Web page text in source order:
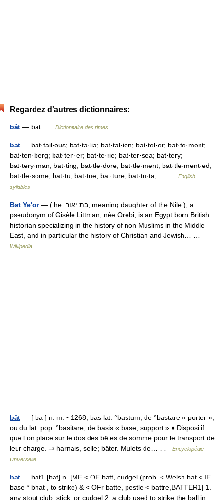
Regardez d'autres dictionnaires:
bât — bât … Dictionnaire des rimes
bat — bat·tail·ous; bat·ta·lia; bat·tal·ion; bat·tel·er; bat·te·ment;
bat·ten·berg; bat·ten·er; bat·te·rie; bat·ter·sea; bat·tery;
bat·tery·man; bat·ting; bat·tle·dore; bat·tle·ment; bat·tle·ment·ed;
bat·tle·some; bat·tu; bat·tue; bat·ture; bat·tu·ta;… …
English
syllables
Bat Ye'or— ( he. בת יאור, meaning daughter of the Nile ); a
pseudonym of Gisèle Littman, née Orebi, is an Egypt born British
historian specializing in the history of non Muslims in the Middle
East, and in particular the history of Christian and Jewish… …
Wikipedia
bât — [ ba ] n. m. • 1268; bas lat. °bastum, de °bastare « porter »;
ou du lat. pop. °basitare, de basis « base, support » ♦ Dispositif
que l on place sur le dos des bêtes de somme pour le transport de
leur charge. ⇒ harnais, selle; bâter. Mulets de… …
Encyclopédie
Universelle
bat — bat1 [bat] n. [ME < OE batt, cudgel (prob. < Welsh bat < IE
base * bhat , to strike) & < OFr batte, pestle < battre,BATTER1] 1.
any stout club, stick, or cudgel 2. a club used to strike the ball in